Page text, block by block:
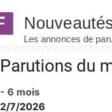
Parutions du
- 6 mois
2/7/2026